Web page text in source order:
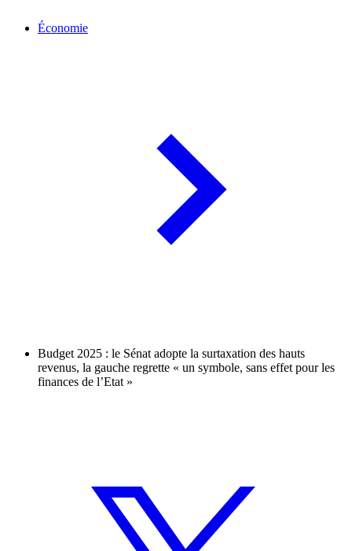
Économie
Budget 2025 : le Sénat adopte la surtaxation des hauts
revenus, la gauche regrette « un symbole, sans effet pour les
finances de l’Etat »